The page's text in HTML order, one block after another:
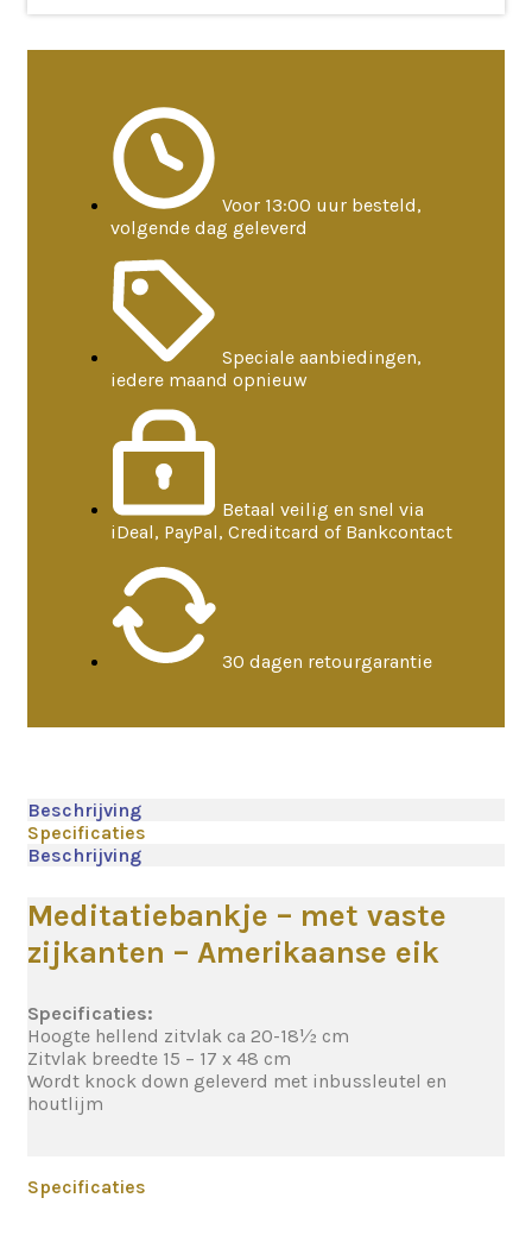
Voor 13:00 uur besteld,
volgende dag geleverd
Speciale aanbiedingen,
iedere maand opnieuw
Betaal veilig en snel via
iDeal, PayPal, Creditcard of Bankcontact
30 dagen retourgarantie
Beschrijving
Specificaties
Beschrijving
Meditatiebankje – met vaste
zijkanten – Amerikaanse eik
Specificaties:
Hoogte hellend zitvlak ca 20-18½ cm
Zitvlak breedte 15 – 17 x 48 cm
Wordt knock down geleverd met inbussleutel en
houtlijm
Specificaties